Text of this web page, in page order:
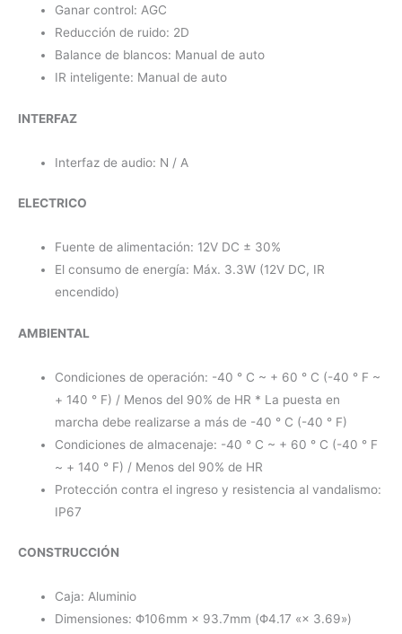
Ganar control: AGC
Reducción de ruido: 2D
Balance de blancos: Manual de auto
IR inteligente: Manual de auto
INTERFAZ
Interfaz de audio: N / A
ELECTRICO
Fuente de alimentación: 12V DC ± 30%
El consumo de energía: Máx. 3.3W (12V DC, IR
encendido)
AMBIENTAL
Condiciones de operación: -40 ° C ~ + 60 ° C (-40 ° F ~
+ 140 ° F) / Menos del 90% de HR * La puesta en
marcha debe realizarse a más de -40 ° C (-40 ° F)
Condiciones de almacenaje: -40 ° C ~ + 60 ° C (-40 ° F
~ + 140 ° F) / Menos del 90% de HR
Protección contra el ingreso y resistencia al vandalismo:
IP67
CONSTRUCCIÓN
Caja: Aluminio
Dimensiones: Φ106mm × 93.7mm (Φ4.17 «× 3.69»)